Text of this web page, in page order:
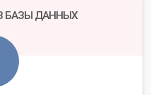
БАЗЫ ДАННЫХ